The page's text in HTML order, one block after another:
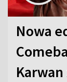
Nowa